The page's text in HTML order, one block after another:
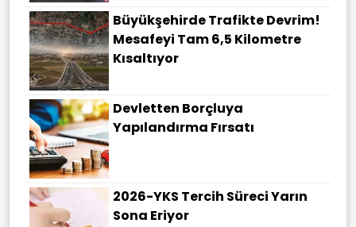
Büyükşehirde Trafikte Devrim!
Mesafeyi Tam 6,5 Kilometre
Kısaltıyor
Devletten Borçluya
Yapılandırma Fırsatı
2026-YKS Tercih Süreci Yarın
Sona Eriyor